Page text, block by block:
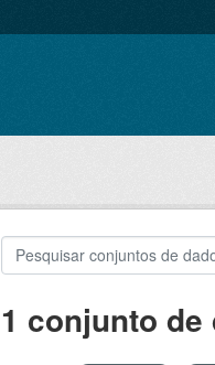
1 conjunto